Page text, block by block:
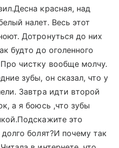
красная, над
налет. Весь этот
Дотронуться до них
будто до оголенного
чистку вообще молчу.
зубы, он сказал, что у
Завтра идти второй
а я боюсь ,что зубы
это
болят?И почему так